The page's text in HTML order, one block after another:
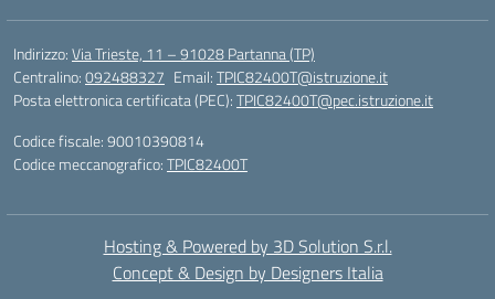
Indirizzo:Via Trieste, 11 – 91028 Partanna (TP)
Centralino:092488327 Email:TPIC82400T@istruzione.it
Posta elettronica certificata (PEC):TPIC82400T@pec.istruzione.it
Codice fiscale: 90010390814
Codice meccanografico:TPIC82400T
Hosting & Powered by 3D Solution S.r.l.
Concept & Design by Designers Italia